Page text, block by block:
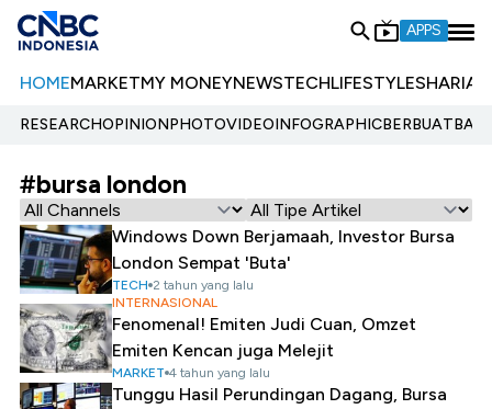
APPS
HOMEMARKETMY MONEYNEWSTECHLIFESTYLESHARIA
RESEARCHOPINIONPHOTOVIDEOINFOGRAPHIC
#bursa london
Windows Down Berjamaah, Investor Bursa
London Sempat 'Buta'
TECH 2 tahun yang lalu
INTERNASIONAL
Fenomenal! Emiten Judi Cuan, Omzet
Emiten Kencan juga Melejit
MARKET 4 tahun yang lalu
Tunggu Hasil Perundingan Dagang, Bursa